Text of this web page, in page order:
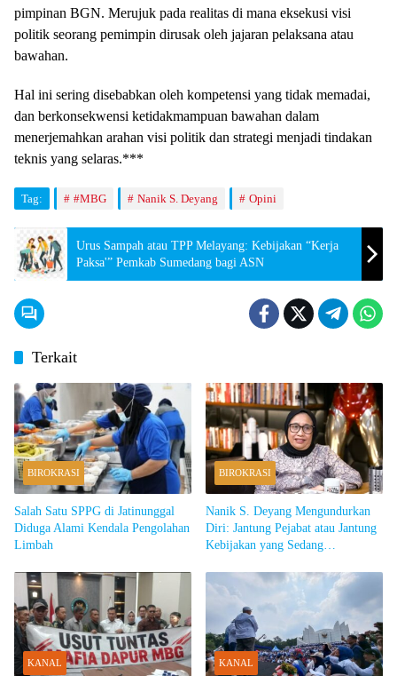
pimpinan BGN. Merujuk pada realitas di mana eksekusi visi
politik seorang pemimpin dirusak oleh jajaran pelaksana atau
bawahan.
Hal ini sering disebabkan oleh kompetensi yang tidak memadai,
dan berkonsekwensi ketidakmampuan bawahan dalam
menerjemahkan arahan visi politik dan strategi menjadi tindakan
teknis yang selaras.***
Tag: #MBG Nanik S. Deyang Opini
Urus Sampah atau TPP Melayang: Kebijakan “Kerja
Paksa'” Pemkab Sumedang bagi ASN
Terkait
BIROKRASI
Salah Satu SPPG di Jatinunggal
Diduga Alami Kendala Pengolahan
Limbah
BIROKRASI
Nanik S. Deyang Mengundurkan
Diri: Jantung Pejabat atau Jantung
Kebijakan yang Sedang
KANAL KANAL